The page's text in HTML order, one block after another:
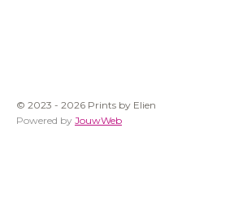
© 2023 - 2026 Prints by Elien
Powered by JouwWeb